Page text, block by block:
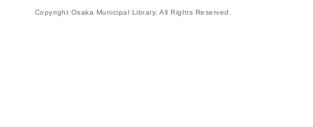
Copyright Osaka Municipal Library. All Rights Reserved.